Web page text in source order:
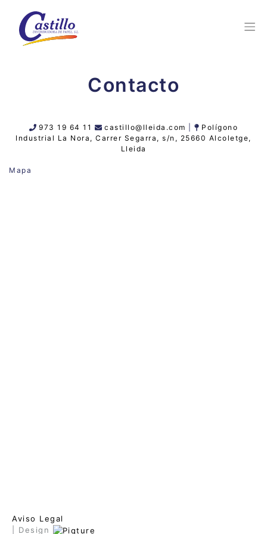
Contacto
973 19 64 11 castillo@lleida.com |
Polígono
Industrial La Nora, Carrer Segarra, s/n, 25660 Alcoletge,
Lleida
Mapa
Aviso Legal
| Design